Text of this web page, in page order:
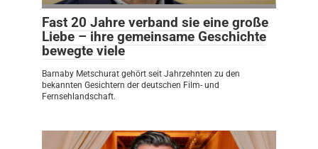
Fast 20 Jahre verband sie eine große
Liebe – ihre gemeinsame Geschichte
bewegte viele
Barnaby Metschurat gehört seit Jahrzehnten zu den
bekannten Gesichtern der deutschen Film- und
Fernsehlandschaft.